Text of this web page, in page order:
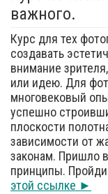
важного.
Курс для тех
создавать
внимание
или идею. Для
многовековый
успешно
плоскости
зависимости от
законам. Пришло
принципы. Пройди
этой ссылке ►